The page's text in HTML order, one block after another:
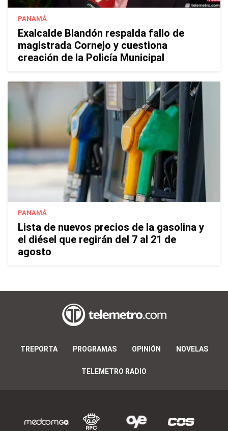
PANAMÁ
Exalcalde Blandón respalda fallo de
magistrada Cornejo y cuestiona
creación de la Policía Municipal
PANAMÁ
Lista de nuevos precios de la gasolina y
el diésel que regirán del 7 al 21 de
agosto
TREPORTA PROGRAMAS OPINIÓN NOVELAS
TELEMETRO RADIO